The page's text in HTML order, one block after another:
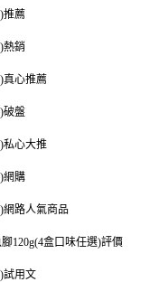
推薦
熱銷
真心推薦
破盤
私心大推
網購
網路人氣商品
120g(4盒口味任選)評價
試用文